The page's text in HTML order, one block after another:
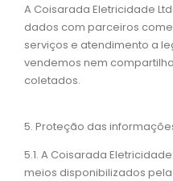
A Coisarada Eletricidade
dados com parceiros
serviços e atendimento a
vendemos nem
coletados.
5. Proteção das
5.1. A Coisarada
meios disponibilizados